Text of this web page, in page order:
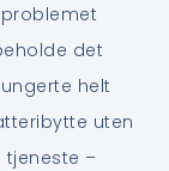
det
helt
uten
tjeneste –